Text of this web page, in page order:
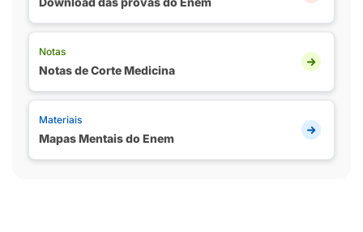
Notas
Notas de Corte Medicina
Materiais
Mapas Mentais do Enem